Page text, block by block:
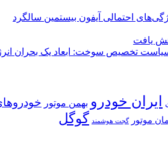
احتمالی آیفون بیستمین سالگرد
سیاست تخصیص سوخت: ابعاد یک بحران
ایران خودرو بهمن موتور
موتور گجت هوشمند گوگل